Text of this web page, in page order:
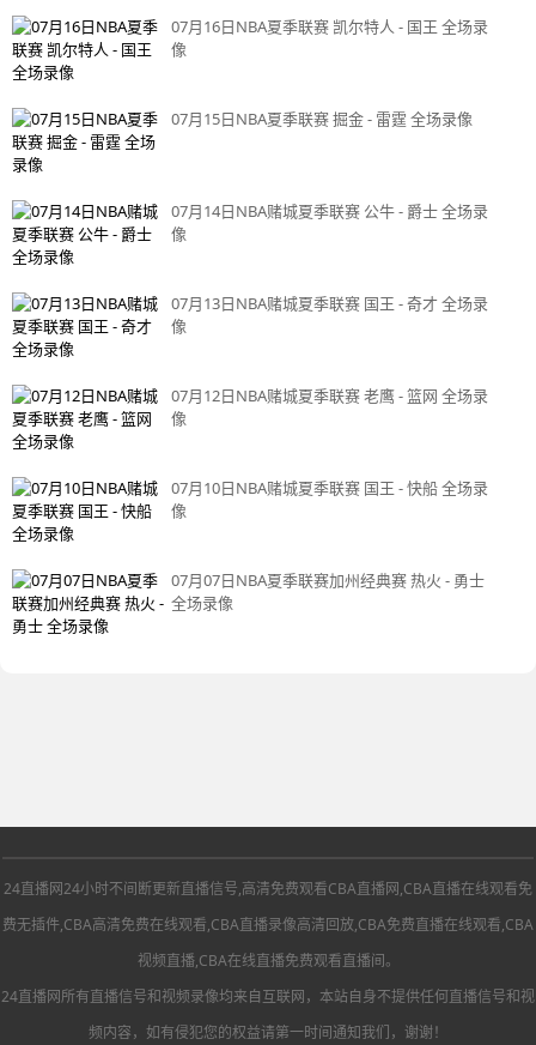
07月16日NBA夏季联赛 凯尔特人 - 国王 全场录
像
07月15日NBA夏季联赛 掘金 - 雷霆 全场录像
07月14日NBA赌城夏季联赛 公牛 - 爵士 全场录
像
07月13日NBA赌城夏季联赛 国王 - 奇才 全场录
像
07月12日NBA赌城夏季联赛 老鹰 - 篮网 全场录
像
07月10日NBA赌城夏季联赛 国王 - 快船 全场录
像
07月07日NBA夏季联赛加州经典赛 热火 - 勇士
全场录像
24直播网24小时不间断更新直播信号,高清免费观看CBA直播网,CBA直播在线观看免
费无插件,CBA高清免费在线观看,CBA直播录像高清回放,CBA免费直播在线观看,CBA
视频直播,CBA在线直播免费观看直播间。
24直播网所有直播信号和视频录像均来自互联网，本站自身不提供任何直播信号和视
频内容，如有侵犯您的权益请第一时间通知我们，谢谢！